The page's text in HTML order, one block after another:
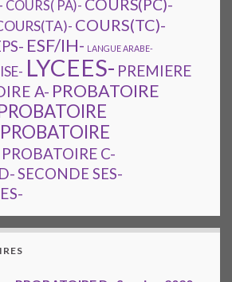
COURS( PA)- COURS(PC)-
COURS(TC)-
ESF/IH- LANGUE ARABE-
LYCEES- PREMIERE
A- PROBATOIRE
PROBATOIRE
PROBATOIRE C-
SECONDE SES-